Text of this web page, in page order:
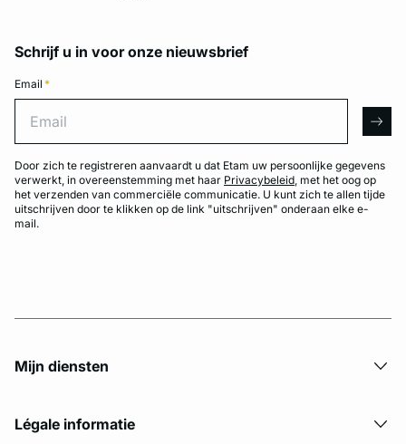
Schrijf u in voor onze nieuwsbrief
Email *
Door zich te registreren aanvaardt u dat Etam uw persoonlijke gegevens
verwerkt, in overeenstemming met haar Privacybeleid, met het oog op
het verzenden van commerciële communicatie. U kunt zich te allen tijde
uitschrijven door te klikken op de link "uitschrijven" onderaan elke e-
mail.
Mijn diensten
Légale informatie